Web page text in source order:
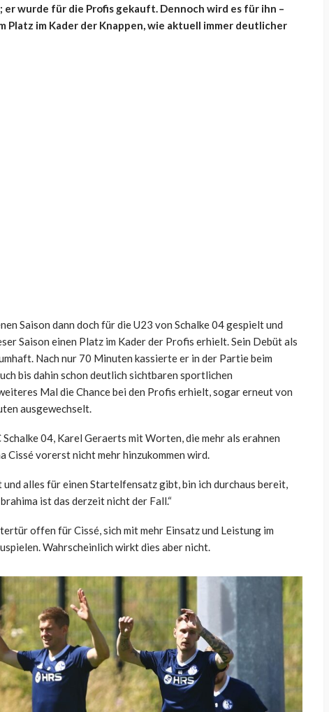
wurde für die Profis gekauft. Dennoch wird es für ihn –
Platz im Kader der Knappen, wie aktuell immer deutlicher
Saison dann doch für die U23 von Schalke 04 gespielt und
Saison einen Platz im Kader der Profis erhielt. Sein Debüt als
Nach nur 70 Minuten kassierte er in der Partie beim
bis dahin schon deutlich sichtbaren sportlichen
Mal die Chance bei den Profis erhielt, sogar erneut von
ausgewechselt.
Schalke 04, Karel Geraerts mit Worten, die mehr als erahnen
Cissé vorerst nicht mehr hinzukommen wird.
alles für einen Startelfensatz gibt, bin ich durchaus bereit,
ist das derzeit nicht der Fall.“
offen für Cissé, sich mit mehr Einsatz und Leistung im
Wahrscheinlich wirkt dies aber nicht.